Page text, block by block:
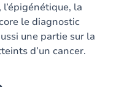
la
le diagnostic
une partie sur la
d’un cancer.